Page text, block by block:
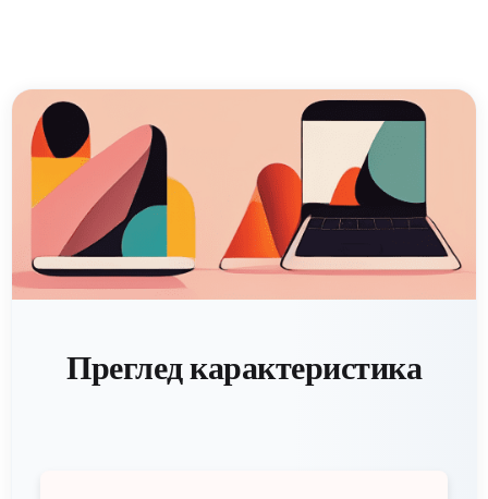
Преглед карактеристика